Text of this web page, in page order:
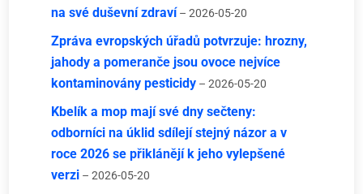
na své duševní zdraví – 2026-05-20
Zpráva evropských úřadů potvrzuje: hrozny,
jahody a pomeranče jsou ovoce nejvíce
kontaminovány pesticidy – 2026-05-20
Kbelík a mop mají své dny sečteny:
odborníci na úklid sdílejí stejný názor a v
roce 2026 se přiklánějí k jeho vylepšené
verzi – 2026-05-20